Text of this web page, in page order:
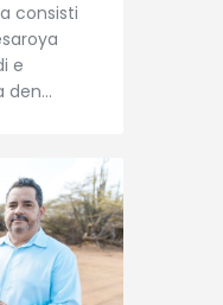
consisti
e
den…